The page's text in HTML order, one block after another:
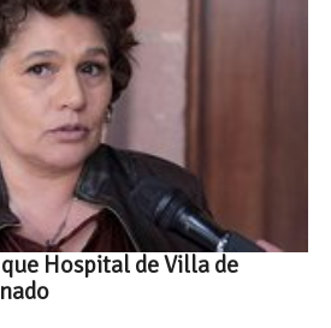
Hospital de Villa de